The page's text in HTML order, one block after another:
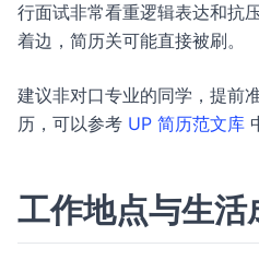
行面试非常看重逻辑表达和抗
着边，简历关可能直接被刷。
建议非对口专业的同学，提前
历，可以参考 UP 简历范文库
工作地点与生活